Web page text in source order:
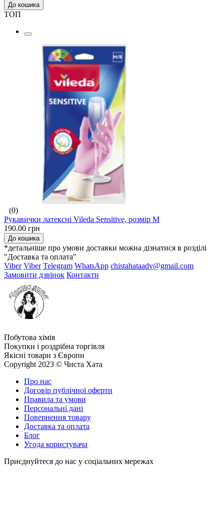
До кошика
ТОП
(0)
Рукавички латексні Vileda Sensitive, розмір M
190.00 грн
До кошика
*детальніше про умови доставки можна дізнатися в розділі
"Доставка та оплата"
Viber Viber Telegram WhatsApp chistahataadv@gmail.com
Замовити дзвінок Контакти
Побутова хімія
Покупки і роздрібна торгівля
Якісні товари з Європи
Copyright 2023 © Чиста Хата
Про нас
Договір публічної оферти
Правила та умови
Персональні дані
Повернення товару
Доставка та оплата
Блог
Угода користувача
Приєднуйтеся до нас у соціальних мережах